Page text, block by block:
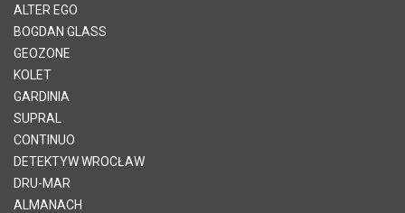
ALTER EGO
BOGDAN GLASS
GEOZONE
KOLET
GARDINIA
SUPRAL
CONTINUO
DETEKTYW WROCŁAW
DRU-MAR
ALMANACH